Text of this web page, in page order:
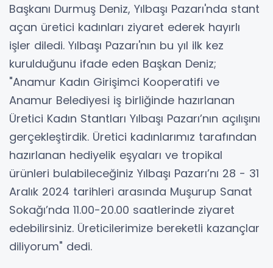
Başkanı Durmuş Deniz, Yılbaşı Pazarı'nda stant
açan üretici kadınları ziyaret ederek hayırlı
işler diledi. Yılbaşı Pazarı'nın bu yıl ilk kez
kurulduğunu ifade eden Başkan Deniz;
"Anamur Kadın Girişimci Kooperatifi ve
Anamur Belediyesi iş birliğinde hazırlanan
Üretici Kadın Stantları Yılbaşı Pazarı’nın açılışını
gerçekleştirdik. Üretici kadınlarımız tarafından
hazırlanan hediyelik eşyaları ve tropikal
ürünleri bulabileceğiniz Yılbaşı Pazarı’nı 28 - 31
Aralık 2024 tarihleri arasında Muşurup Sanat
Sokağı’nda 11.00-20.00 saatlerinde ziyaret
edebilirsiniz. Üreticilerimize bereketli kazançlar
diliyorum" dedi.